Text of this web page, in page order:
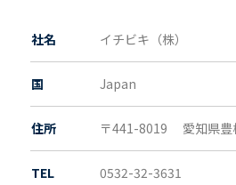
社名 イチビキ（株）
国 Japan
住所 〒441-8019 愛知県豊
TEL 0532-32-3631